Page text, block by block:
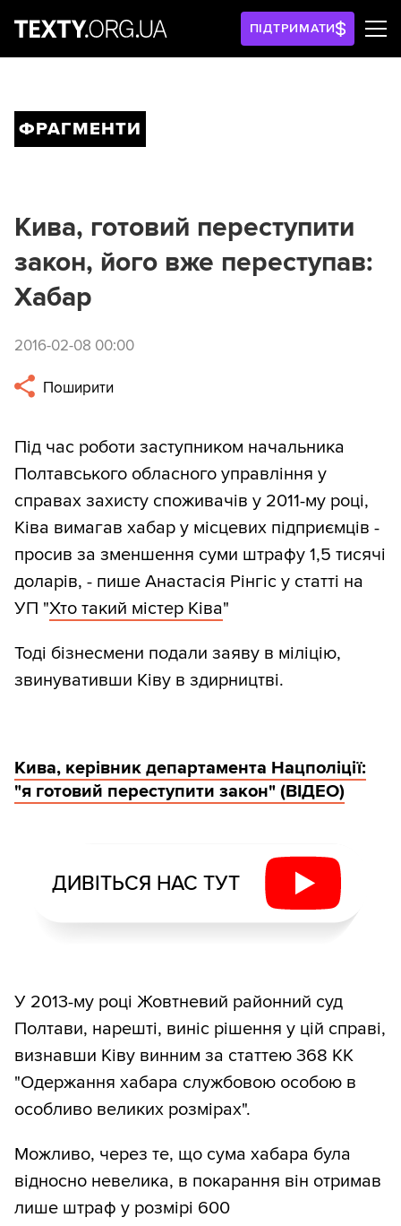
ПІДТРИМАТИ
ФРАГМЕНТИ
Кива, готовий переступити
закон, його вже переступав:
Хабар
2016-02-08 00:00
Поширити
Під час роботи заступником начальника
Полтавського обласного управління у
справах захисту споживачів у 2011-му році,
Ківа вимагав хабар у місцевих підприємців -
просив за зменшення суми штрафу 1,5 тисячі
доларів, - пише Анастасія Рінгіс у статті на
УП "Хто такий містер Ківа"
Тоді бізнесмени подали заяву в міліцію,
звинувативши Ківу в здирництві.
Кива, керівник департамента Нацполіції:
"я готовий переступити закон" (ВІДЕО)
ДИВІТЬСЯ НАС ТУТ
У 2013-му році Жовтневий районний суд
Полтави, нарешті, виніс рішення у цій справі,
визнавши Ківу винним за статтею 368 КК
"Одержання хабара службовою особою в
особливо великих розмірах".
Можливо, через те, що сума хабара була
відносно невелика, в покарання він отримав
лише штраф у розмірі 600